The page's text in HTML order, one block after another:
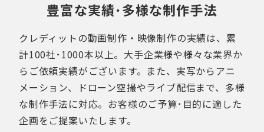
豊富な実績･多様な制作手法
クレディットの動画制作・映像制作の実績は、累
計100社･1000本以上。大手企業様や様々な業界か
らご依頼実績がございます。また、実写からアニ
メーション、ドローン空撮やライブ配信まで、多様
な制作手法に対応。お客様のご予算･目的に適した
企画をご提案いたします。